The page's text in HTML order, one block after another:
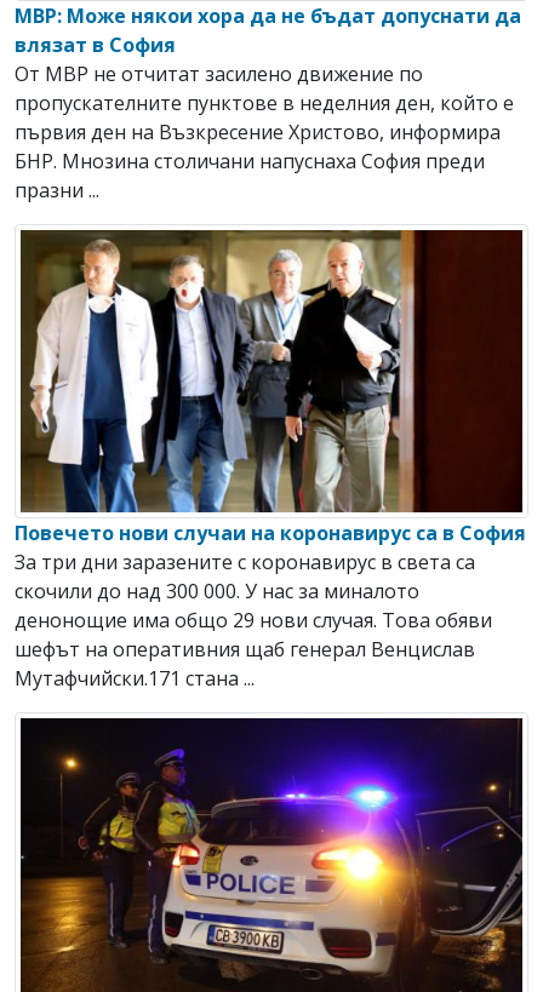
МВР: Може някои хора да не бъдат допуснати да
влязат в София
От МВР не отчитат засилено движение по
пропускателните пунктове в неделния ден, който е
първия ден на Възкресение Христово, информира
БНР. Мнозина столичани напуснаха София преди
празни ...
Повечето нови случаи на коронавирус са в София
За три дни заразените с коронавирус в света са
скочили до над 300 000. У нас за миналото
денонощие има общо 29 нови случая. Това обяви
шефът на оперативния щаб генерал Венцислав
Мутафчийски.171 стана ...